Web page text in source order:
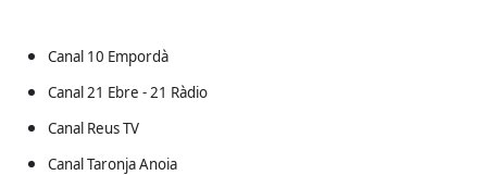
Canal 10 Empordà
Canal 21 Ebre - 21 Ràdio
Canal Reus TV
Canal Taronja Anoia